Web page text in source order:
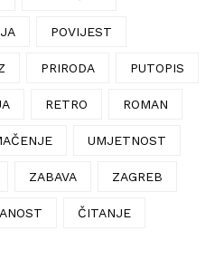
POVIJEST
PRIRODA PUTOPIS
RETRO ROMAN
UMJETNOST
ZABAVA ZAGREB
ČITANJE